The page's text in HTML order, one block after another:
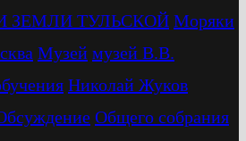
ЗЕМЛИ ТУЛЬСКОЙ Моряки
Музей музей В.В.
Николай Жуков
Общего собрания